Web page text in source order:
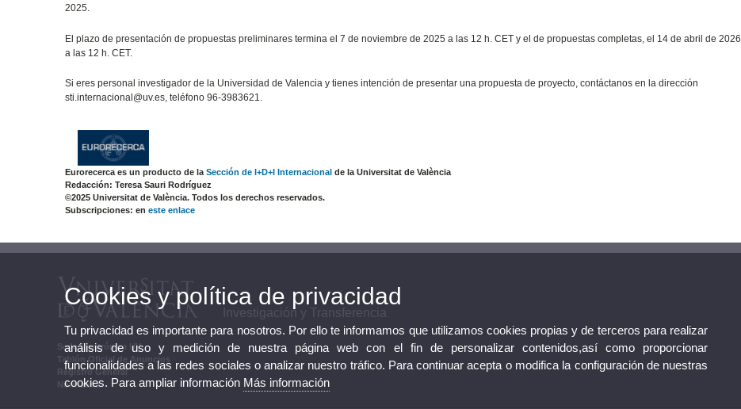
2025.
El plazo de presentación de propuestas preliminares termina el 7 de noviembre de 2025 a las 12 h. CET y el de propuestas completas, el 14 de abril de 2026
a las 12 h. CET.
Si eres personal investigador de la Universidad de Valencia y tienes intención de presentar una propuesta de proyecto, contáctanos en la dirección
sti.internacional@uv.es, teléfono 96-3983621.
Eurorecerca es un producto de laSección de I+D+I Internacional de la Universitat de València
Redacción: Teresa Sauri Rodríguez
©2025 Universitat de València. Todos los derechos reservados.
Subscripciones: eneste enlace
Investigación y Transferencia
Sede Electrónica UV
Tablón Oficial de Anuncios
Registro General
Normativa
Cookies y política de privacidad
Tu privacidad es importante para nosotros. Por ello te informamos que utilizamos cookies propias y de terceros para realizar
análisis de uso y medición de nuestra página web con el fin de personalizar contenidos,así como proporcionar
funcionalidades a las redes sociales o analizar nuestro tráfico. Para continuar acepta o modifica la configuración de nuestras
cookies. Para ampliar información Más información